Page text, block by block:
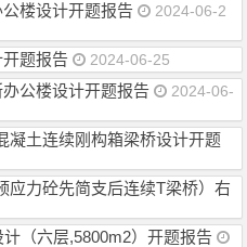
楼设计开题报告
2024-06-2
题报告
2024-06-25
公楼设计开题报告
2024-06-
凝土连续刚构箱梁桥设计开题
应力砼先简支后连续T梁桥）右
（六层,5800m2）开题报告